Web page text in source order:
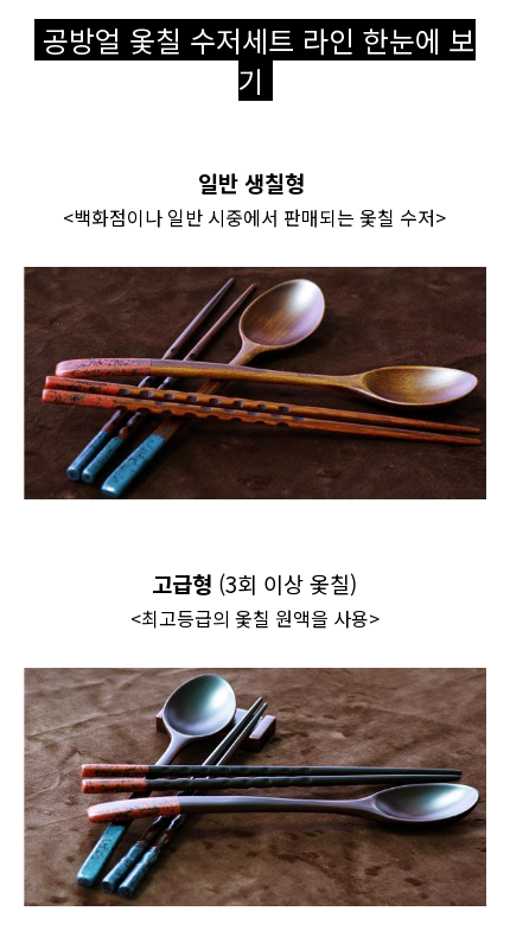
공방얼 옻칠 수저세트 라인 한눈에 보
기
일반 생칠형
<백화점이나 일반 시중에서 판매되는 옻칠 수저>
고급형 (3회 이상 옻칠)
<최고등급의 옻칠 원액을 사용>